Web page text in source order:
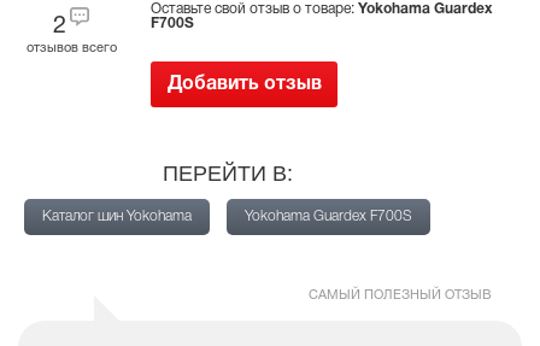
2
отзывов всего
Оставьте свой отзыв о товаре: Yokohama Guardex
F700S
Добавить отзыв
ПЕРЕЙТИ В:
Каталог шин Yokohama Yokohama Guardex F700S
САМЫЙ ПОЛЕЗНЫЙ ОТЗЫВ